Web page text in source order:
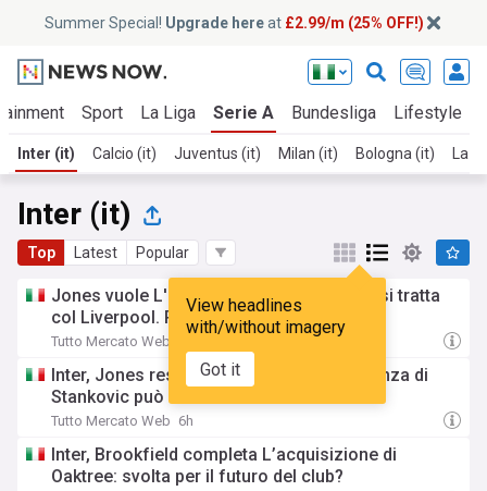
Summer Special! Upgrade hereat £2.99/m (25% OFF!)
Sport La Liga Serie A Bundesliga Lifestyle
Inter (it) Calcio (it) Juventus (it) Milan (it) Bologna (it)
Inter (it)
Top Latest Popular
View headlines
with/without imagery
Got it
Jones vuole L'Inter e c'è già un accordo: si tratta
col Liverpool. Poi L'esterno destro
Tutto Mercato Web
Inter, Jones resta la prima scelta: la partenza di
Stankovic può sbloccare L’affare
Tutto Mercato Web 6h
Inter, Brookfield completa L’acquisizione di
Oaktree: svolta per il futuro del club?